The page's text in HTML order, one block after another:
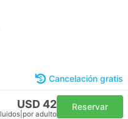
Cancelación gratis
USD 42
por adulto
Reservar